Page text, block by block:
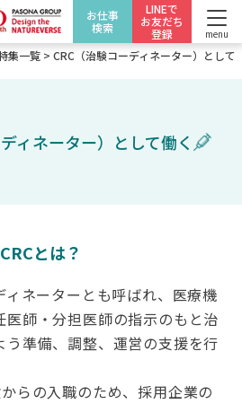
お仕事
検索
LINEで
お友だち
登録
menu
集一覧 > CRC（治験コーディネーター）として
ィネーター）として働く
CRCとは？
ィネーターとも呼ばれ、医療機
医師・分担医師の指示のもと治
う準備、調整、運営の支援を行
らの入職のため、採用企業の